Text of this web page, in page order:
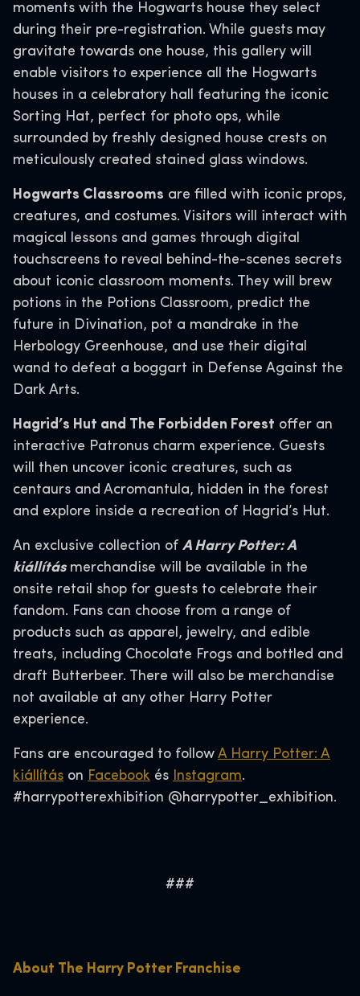
moments with the Hogwarts house they select
during their pre-registration. While guests may
gravitate towards one house, this gallery will
enable visitors to experience all the Hogwarts
houses in a celebratory hall featuring the iconic
Sorting Hat, perfect for photo ops, while
surrounded by freshly designed house crests on
meticulously created stained glass windows.
Hogwarts Classrooms are filled with iconic props,
creatures, and costumes. Visitors will interact with
magical lessons and games through digital
touchscreens to reveal behind-the-scenes secrets
about iconic classroom moments. They will brew
potions in the Potions Classroom, predict the
future in Divination, pot a mandrake in the
Herbology Greenhouse, and use their digital
wand to defeat a boggart in Defense Against the
Dark Arts.
Hagrid’s Hut and The Forbidden Forest offer an
interactive Patronus charm experience. Guests
will then uncover iconic creatures, such as
centaurs and Acromantula, hidden in the forest
and explore inside a recreation of Hagrid’s Hut.
An exclusive collection of A Harry Potter: A
kiállításmerchandise will be available in the
onsite retail shop for guests to celebrate their
fandom. Fans can choose from a range of
products such as apparel, jewelry, and edible
treats, including Chocolate Frogs and bottled and
draft Butterbeer. There will also be merchandise
not available at any other Harry Potter
experience.
Fans are encouraged to follow A Harry Potter: A
kiállítás on Facebook és Instagram.
#harrypotterexhibition @harrypotter_exhibition.
###
About The Harry Potter Franchise